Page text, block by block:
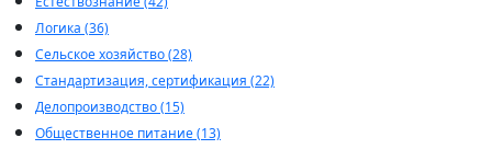
Логика (36)
Сельское хозяйство (28)
Стандартизация, сертификация (22)
Делопроизводство (15)
Общественное питание (13)